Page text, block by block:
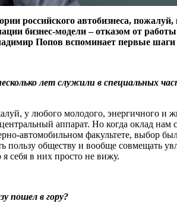
российского автобизнеса,
бизнес-модели – отказом от
Попов вспоминает первые шаги
лет служили в специальных
у любого молодого, энергичного и
аппарат. Но когда оклад
автомобильном факультете, выбор
пользу обществу и вообще совмещать
себя в них просто не вижу.
пошел в гору?